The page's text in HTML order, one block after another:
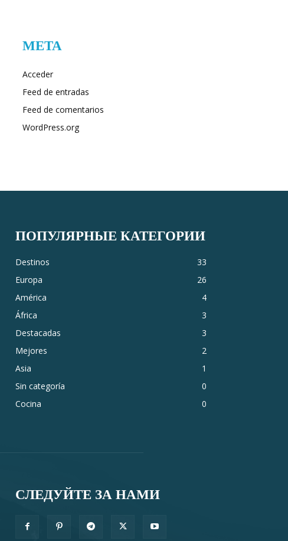
META
Acceder
Feed de entradas
Feed de comentarios
WordPress.org
ПОПУЛЯРНЫЕ КАТЕГОРИИ
Destinos
33
Europa
26
América
4
África
3
Destacadas
3
Mejores
2
Asia
1
Sin categoría
0
Cocina
0
СЛЕДУЙТЕ ЗА НАМИ